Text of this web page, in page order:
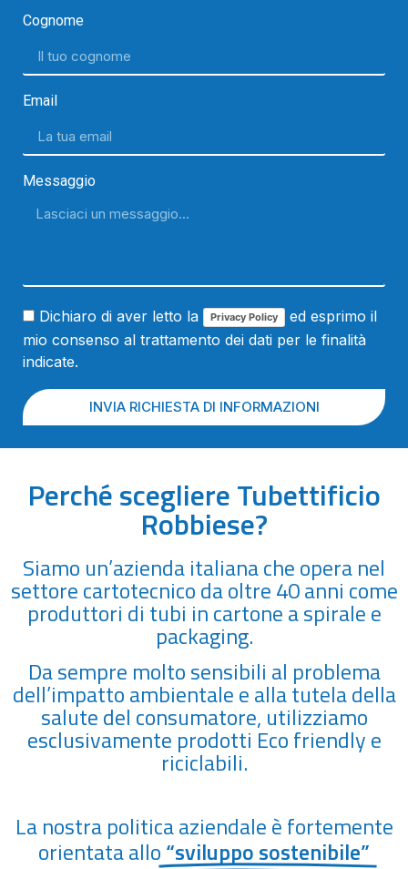
Cognome
Email
Messaggio
Dichiaro di aver letto la Privacy Policy
ed esprimo il
mio consenso al trattamento dei dati per le finalità
indicate.
INVIA RICHIESTA DI INFORMAZIONI
Perché scegliere Tubettificio
Robbiese?
Siamo un’azienda italiana che opera nel
settore cartotecnico da oltre 40 anni come
produttori di tubi in cartone a spirale e
packaging.
Da sempre molto sensibili al problema
dell’impatto ambientale e alla tutela della
salute del consumatore, utilizziamo
esclusivamente prodotti Eco friendly e
riciclabili.
La nostra politica aziendale è fortemente
orientata allo“sviluppo sostenibile”